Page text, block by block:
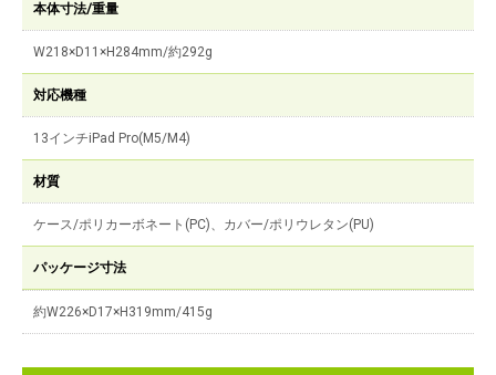
本体寸法/重量
W218×D11×H284mm/約292g
対応機種
13インチiPad Pro(M5/M4)
材質
ケース/ポリカーボネート(PC)、カバー/ポリウレタン(PU)
パッケージ寸法
約W226×D17×H319mm/415g